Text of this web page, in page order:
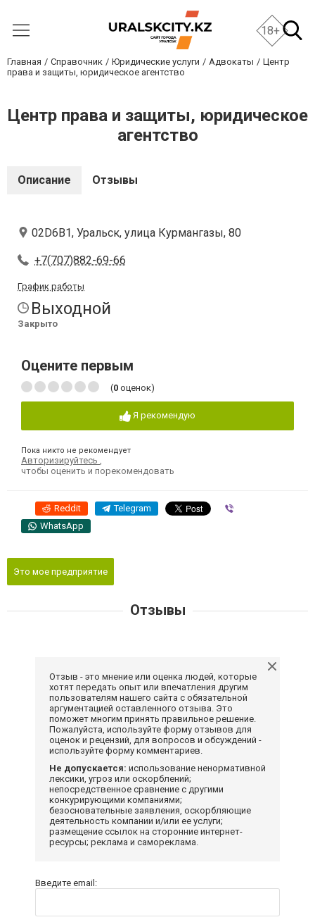
18+
Главная Справочник Юридические услуги Адвокаты
Центр
права и защиты, юридическое агентство
Центр права и защиты, юридическое
агентство
Описание Отзывы
02D6B1, Уральск, улица Курмангазы, 80
+7(707)882-69-66
График работы
Выходной
Закрыто
Оцените первым
(0 оценок)
Я рекомендую
Пока никто не рекомендует
Авторизируйтесь
чтобы оценить и порекомендовать
Reddit Telegram
WhatsApp
Это мое предприятие
Отзывы
Отзыв - это мнение или оценка людей, которые
хотят передать опыт или впечатления другим
пользователям нашего сайта с обязательной
аргументацией оставленного отзыва. Это
поможет многим принять правильное решение.
Пожалуйста, используйте форму отзывов для
оценок и рецензий, для вопросов и обсуждений -
используйте форму комментариев.
Не допускается: использование ненормативной
лексики, угроз или оскорблений;
непосредственное сравнение с другими
конкурирующими компаниями;
безосновательные заявления, оскорбляющие
деятельность компании и/или ее услуги;
размещение ссылок на сторонние интернет-
ресурсы; реклама и самореклама.
Введите email: